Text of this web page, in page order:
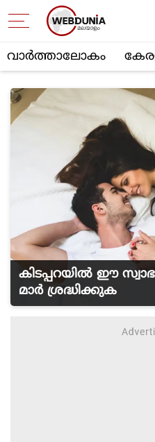
വാര്‍ത്താലോകം
കിടപ്പറയിൽ ഈ
മാർ ശ്രദ്ധിക്കുക